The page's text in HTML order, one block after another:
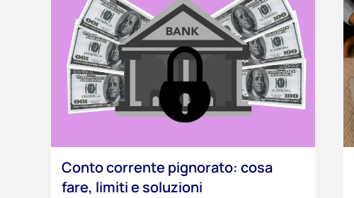
Conto corrente pignorato: cosa
fare, limiti e soluzioni